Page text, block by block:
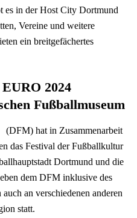
es in der Host City Dortmund
Vereine und weitere
ein breitgefächertes
2024
Fußballmuseum
(DFM) hat in Zusammenarbeit
das Festival der Fußballkultur
Dortmund und die
dem DFM inklusive des
an verschiedenen anderen
statt.